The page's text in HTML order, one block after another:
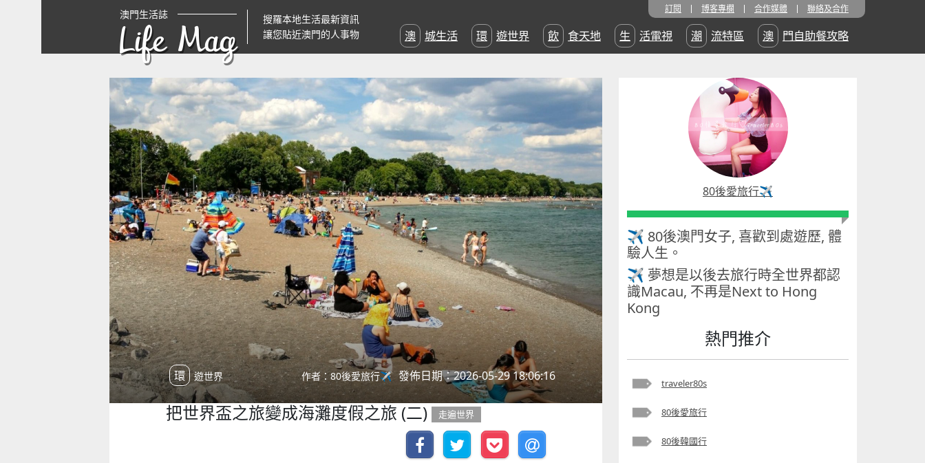
澳門生活誌
Life Mag
搜羅本地生活最新資訊
讓您貼近澳門的人事物
訂閱 博客專欄 合作媒體 聯絡及合作
澳城生活 環遊世界 飲食天地 生活電視 潮流特區 澳門自助餐攻略
環遊世界 作者：80後愛旅行✈️ 發佈日期：2026-05-29 18:06:16
把世界盃之旅變成海灘度假之旅 (二) 走遍世界
80後愛旅行✈️
✈ 80後澳門女子, 喜歡到處遊歷, 體
驗人生。
✈ 夢想是以後去旅行時全世界都認
識Macau, 不再是Next to Hong
Kong
熱門推介
traveler80s
80後愛旅行
80後韓國行